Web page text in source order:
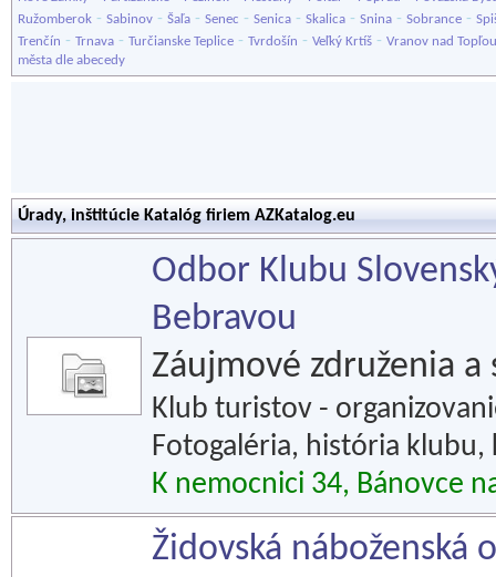
Ružomberok - Sabinov - Šaľa - Senec - Senica - Skalica - Snina - Sobrance -
Trenčín - Trnava - Turčianske Teplice - Tvrdošín - Veľký Krtíš - Vranov nad Topľou
města dle abecedy
Úrady, inštitúcie Katalóg firiem AZKatalog.eu
Odbor Klubu
Bebravou
Záujmové združenia a
Klub turistov -
Fotogaléria, história klubu,
K nemocnici 34, Bánovce
Židovská náboženská